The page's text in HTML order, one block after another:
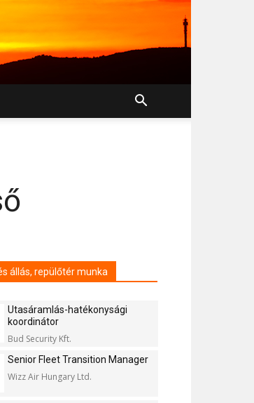
állás, repülőtér munka
Utasáramlás-hatékonysági
koordinátor
Bud Security Kft.
Senior Fleet Transition Manager
Wizz Air Hungary Ltd.